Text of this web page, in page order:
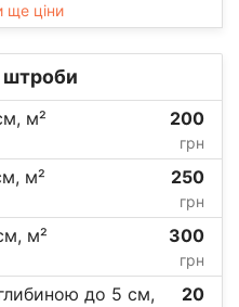
ще ціни
штроби
м² 200
грн
м² 250
грн
м² 300
грн
до 5 см,
20